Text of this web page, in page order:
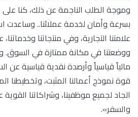
وموجة الطلب الناجمة عن ذلك، كنا على
بسرعة وأمان لخدمة عملائنا.. وساعدت
علامتنا التجارية، وفي منتجاتنا
ووضعتنا في مكانة ممتازة في السوق.
مالياً قياسياً وأرصدة نقدية قياسية عن
قوة نموذج أعمالنا المثبت، وتخطيطنا
الجاد لجميع موظفينا، وشراكاتنا
والسفر».